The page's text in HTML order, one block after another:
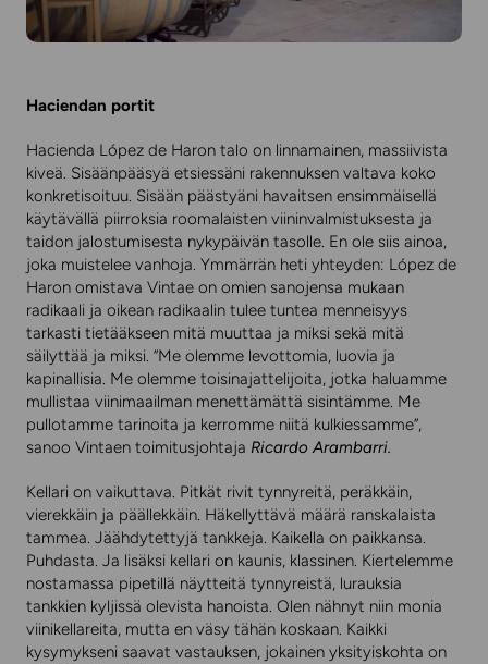
Haciendan portit
Hacienda López de Haron talo on linnamainen, massiivista
kiveä. Sisäänpääsyä etsiessäni rakennuksen valtava koko
konkretisoituu. Sisään päästyäni havaitsen ensimmäisellä
käytävällä piirroksia roomalaisten viininvalmistuksesta ja
taidon jalostumisesta nykypäivän tasolle. En ole siis ainoa,
joka muistelee vanhoja. Ymmärrän heti yhteyden: López de
Haron omistava Vintae on omien sanojensa mukaan
radikaali ja oikean radikaalin tulee tuntea menneisyys
tarkasti tietääkseen mitä muuttaa ja miksi sekä mitä
säilyttää ja miksi. ”Me olemme levottomia, luovia ja
kapinallisia. Me olemme toisinajattelijoita, jotka haluamme
mullistaa viinimaailman menettämättä sisintämme. Me
pullotamme tarinoita ja kerromme niitä kulkiessamme”,
sanoo Vintaen toimitusjohtaja Ricardo Arambarri.
Kellari on vaikuttava. Pitkät rivit tynnyreitä, peräkkäin,
vierekkäin ja päällekkäin. Häkellyttävä määrä ranskalaista
tammea. Jäähdytettyjä tankkeja. Kaikella on paikkansa.
Puhdasta. Ja lisäksi kellari on kaunis, klassinen. Kiertelemme
nostamassa pipetillä näytteitä tynnyreistä, lurauksia
tankkien kyljissä olevista hanoista. Olen nähnyt niin monia
viinikellareita, mutta en väsy tähän koskaan. Kaikki
kysymykseni saavat vastauksen, jokainen yksityiskohta on